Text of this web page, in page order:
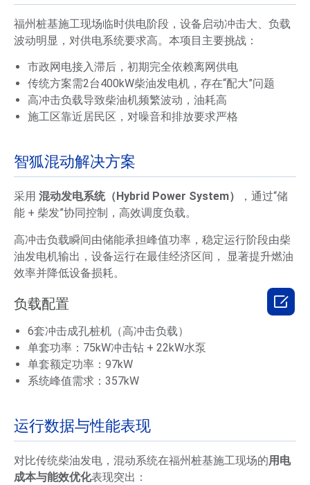
福州桩基施工现场临时供电阶段，设备启动冲击大、负载
波动明显，对供电系统要求高。本项目主要挑战：
市政网电接入滞后，初期完全依赖离网供电
传统方案需2台400kW柴油发电机，存在“配大”问题
高冲击负载导致柴油机频繁波动，油耗高
施工区靠近居民区，对噪音和排放要求严格
智狐混动解决方案
采用 混动发电系统（Hybrid Power System）
，通过“储
能 + 柴发”协同控制，高效调度负载。
高冲击负载瞬间由储能承担峰值功率，稳定运行阶段由柴
油发电机输出，设备运行在最佳经济区间， 显著提升燃油
效率并降低设备损耗。
负载配置
6套冲击成孔桩机（高冲击负载）
单套功率：75kW冲击钻 + 22kW水泵
单套额定功率：97kW
系统峰值需求：357kW
运行数据与性能表现
对比传统柴油发电，混动系统在福州桩基施工现场的用电
成本与能效优化表现突出：
